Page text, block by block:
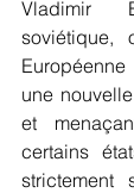
Vladimir
soviétique,
une
et
certains
strictement